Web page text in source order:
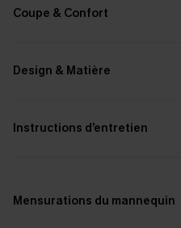
Coupe & Confort
Design & Matière
Instructions d’entretien
Mensurations du mannequin